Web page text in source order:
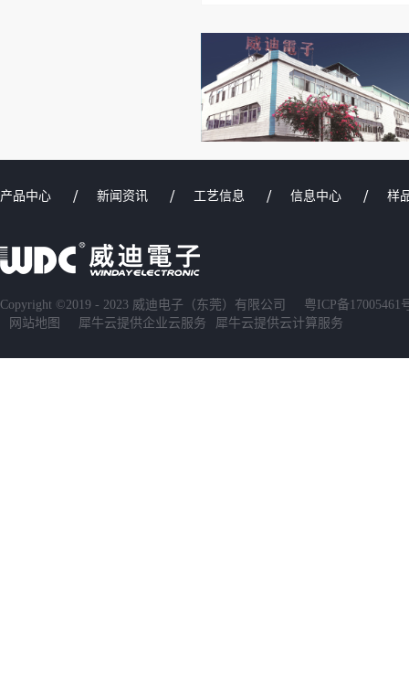
产品中心 新闻资讯 工艺信息 信息中心 样
Copyright ©2019 - 2023 威迪电子（东莞）有限公司
粤ICP备17005461
网站地图
犀牛云提供企业云服务 犀牛云提供云计算服务